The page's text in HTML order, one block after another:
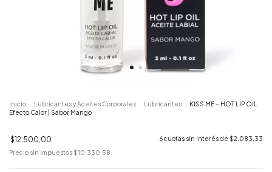
Inicio Lubricantes y Aceites Corporales Lubricantes
KISS ME – HOT LIP OIL
Efecto Calor | Sabor Mango
$12.500,00 6cuotas sin interés de $2.083,33
Precio sin impuestos $10.330,58